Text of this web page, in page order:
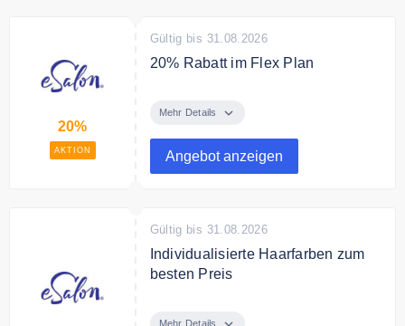
20%
AKTION
Gültig bis 31.08.2026
20% Rabatt im Flex Plan
Plan und spare 20% auf Deine
Mehr Details
Angebot anzeigen
Gültig bis 31.08.2026
Individualisierte Haarfarben zum
besten Preis
für nur 23,50€
Mehr Details